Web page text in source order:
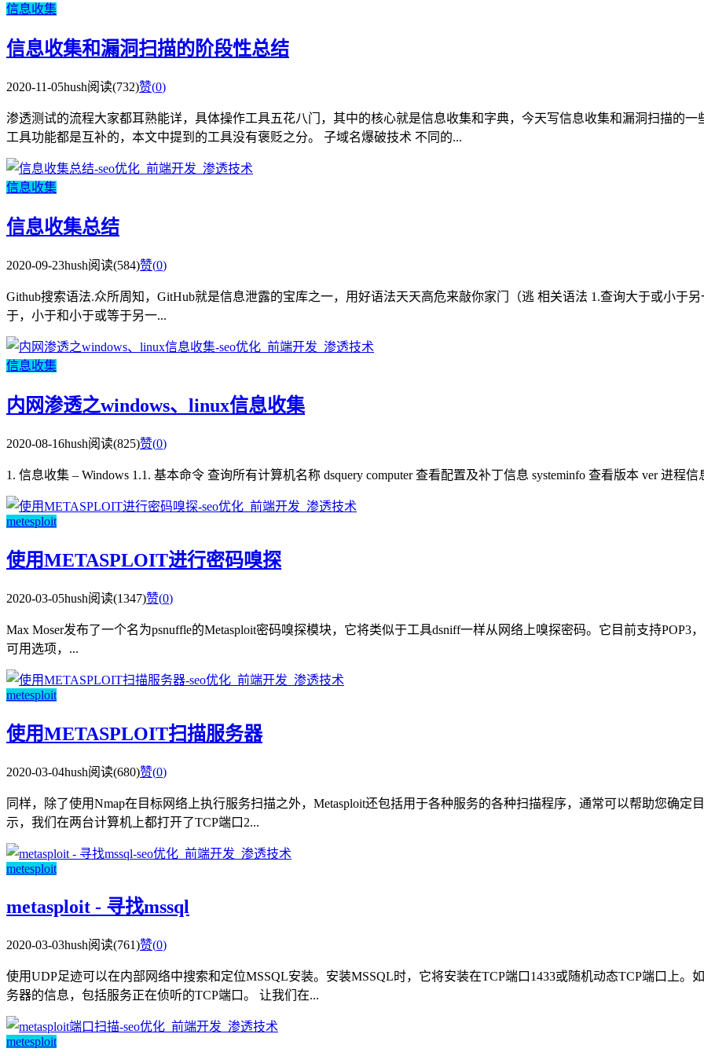
信息收集
信息收集和漏洞扫描的阶段性总结
2020-11-05hush阅读(732)赞(0)
渗透测试的流程大家都耳熟能详，具体操作工具五花八门，其中的核心就是信息收集和字典，今天写信息收集和漏洞扫描的
工具功能都是互补的，本文中提到的工具没有褒贬之分。 子域名爆破技术 不同的...
信息收集
信息收集总结
2020-09-23hush阅读(584)赞(0)
Github搜索语法.众所周知，GitHub就是信息泄露的宝库之一，用好语法天天高危来敲你家门（逃 相关语法 1.查询大于或小于
于，小于和小于或等于另一...
信息收集
内网渗透之windows、linux信息收集
2020-08-16hush阅读(825)赞(0)
1. 信息收集 – Windows 1.1. 基本命令 查询所有计算机名称 dsquery computer 查看配置及补丁信息 systeminfo 查看版本 ver 进程信
metesploit
使用METASPLOIT进行密码嗅探
2020-03-05hush阅读(1347)赞(0)
Max Moser发布了一个名为psnuffle的Metasploit密码嗅探模块，它将类似于工具dsniff一样从网络上嗅探密码。它目前支持POP3
可用选项，...
metesploit
使用METASPLOIT扫描服务器
2020-03-04hush阅读(680)赞(0)
同样，除了使用Nmap在目标网络上执行服务扫描之外，Metasploit还包括用于各种服务的各种扫描程序，通常可以帮助您确
示，我们在两台计算机上都打开了TCP端口2...
metesploit
metasploit - 寻找mssql
2020-03-03hush阅读(761)赞(0)
使用UDP足迹可以在内部网络中搜索和定位MSSQL安装。安装MSSQL时，它将安装在TCP端口1433或随机动态TCP端口上。
务器的信息，包括服务正在侦听的TCP端口。 让我们在...
metesploit